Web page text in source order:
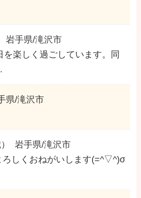
岩手県/滝沢市
を楽しく過ごしています。同
県/滝沢市
岩手県/滝沢市
ろしくおねがいします(=^▽^)σ